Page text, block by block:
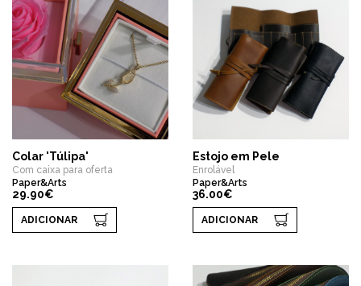
Colar 'Túlipa'
Com caixa para oferta
Paper&Arts
29.90€
ADICIONAR
Estojo em Pele
Enrolável
Paper&Arts
36.00€
ADICIONAR